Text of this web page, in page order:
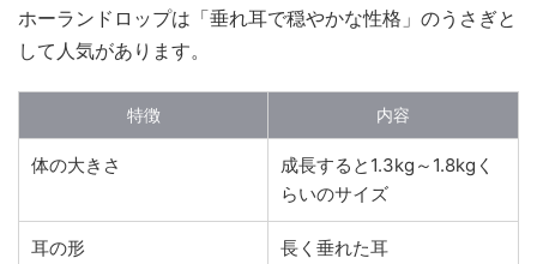
ホーランドロップは「垂れ耳で穏やかな性格」のうさぎと
して人気があります。
特徴 内容
体の大きさ
成長すると1.3kg～1.8kgく
らいのサイズ
耳の形 長く垂れた耳